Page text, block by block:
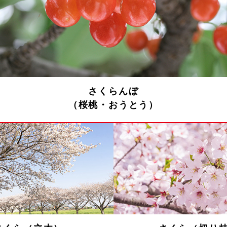
さくらんぼ
（桜桃・おうとう）